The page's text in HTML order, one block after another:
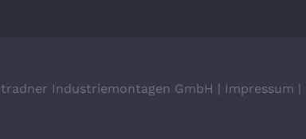
Industriemontagen GmbH | Impressum |